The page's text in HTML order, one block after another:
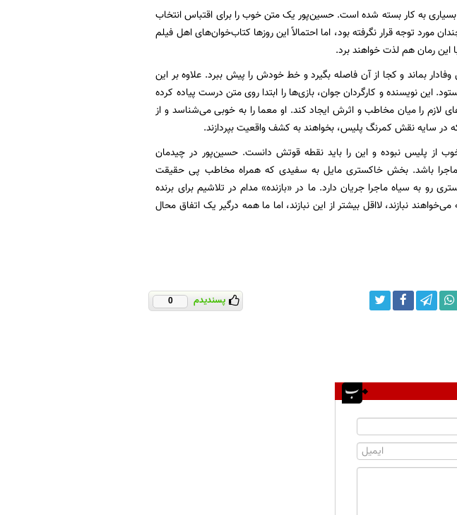
به کار بسته شده است. حسین‌پور یک متن خوب را برای اقتباس انتخاب
مورد توجه قرار نگرفته بود، اما احتمالاً این روزها کتاب‌خوان‌های اهل فیلم
این رمان هم لذت خواهند برد.
بماند و کجا از آن فاصله بگیرد و خط خودش را پیش ببرد. علاوه بر این
نویسنده و کارگردان جوان، بازی‌ها را ابتدا روی متن درست پیاده کرده
لازم را میان مخاطب و اثرش ایجاد کند. او معما را به خوبی می‌شناسد و از
در سایه نقش کمرنگ پلیس، بخواهند به کشف واقعیت بپردازند.
خوب از پلیس نبوده و این را باید نقطه قوتش دانست. حسین‌پور در چیدمان
باشد. بخش خاکستری مایل به سفیدی که همراه مخاطب پی حقیقت
رو به سیاه ماجرا جریان دارد. ما در «بازنده» مدام در تلاشیم برای برنده
نبازند، لااقل بیشتر از این نبازند، اما ما همه درگیر یک اتفاق محال
پسندیدم 0